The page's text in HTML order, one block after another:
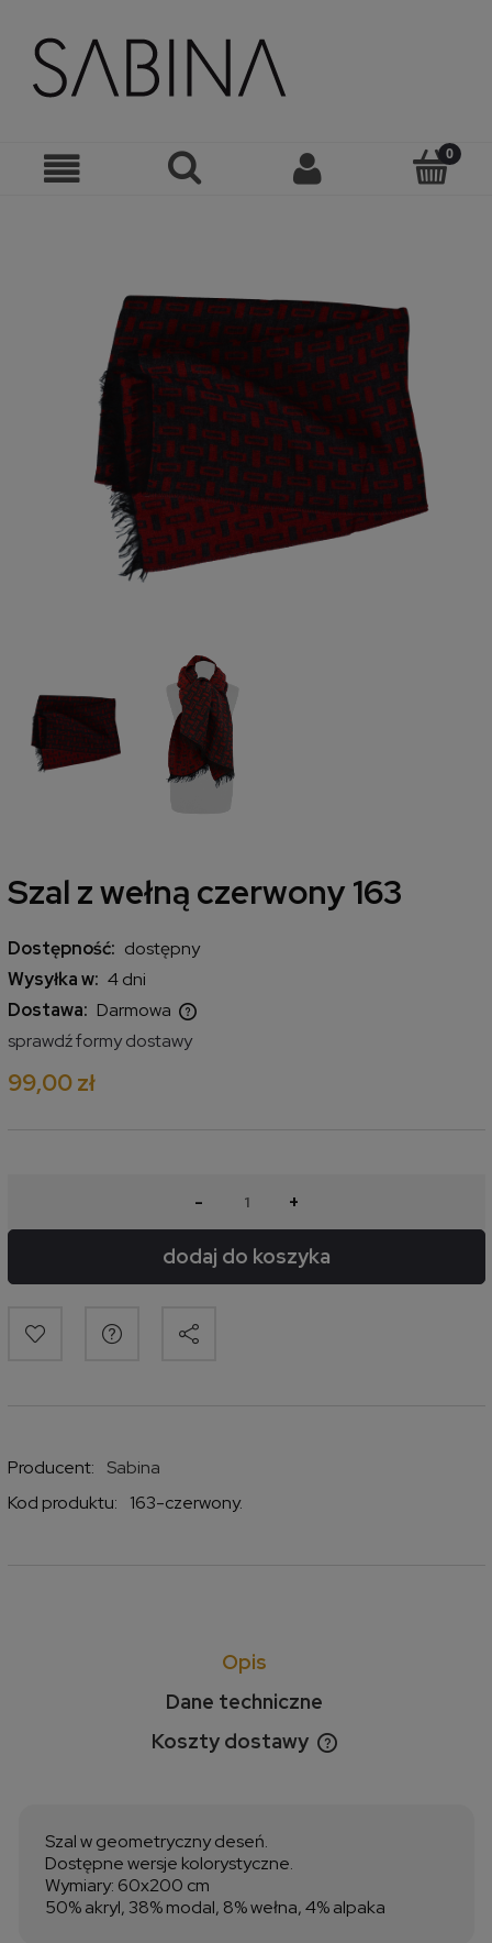
Szal z wełną czerwony 163
Dostępność: dostępny
Wysyłka w: 4 dni
Dostawa: Darmowa
Cena nie zawiera ewentualnych kosztów płatności
sprawdź formy dostawy
99,00 zł
- +
dodaj do koszyka
Producent:
Sabina
Kod produktu:
163-czerwony.
Opis
Dane techniczne
Koszty dostawy
Cena nie zawiera ewentualnych kosztów płatności
Szal w geometryczny deseń.
Dostępne wersje kolorystyczne.
Wymiary: 60x200 cm
50% akryl, 38% modal, 8% wełna, 4% alpaka